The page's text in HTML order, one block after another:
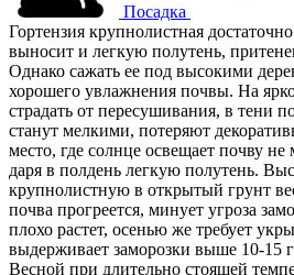
Посадка
Гортензия крупнолистная
выносит и легкую полутень,
Однако сажать ее под высокими
хорошего увлажнения почвы. На
страдать от пересушивания, в тени
станут мелкими, потеряют
место, где солнце освещает почву не
даря в полдень легкую полутень.
крупнолистную в открытый грунт
почва прогреется, минует угроза
плохо растет, осенью же требует
выдерживает заморозки выше 10-15
Весной при длительно стоящей